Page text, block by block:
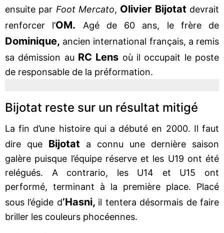
ensuite par Foot Mercato, Olivier Bijotat devrait
renforcer l’OM. Agé de 60 ans, le frère de
Dominique, ancien international français, a remis
sa démission au RC Lens où il occupait le poste
de responsable de la préformation.
Bijotat reste sur un résultat mitigé
La fin d’une histoire qui a débuté en 2000. Il faut
dire que Bijotat
a connu une dernière saison
galère puisque l’équipe réserve et les U19 ont été
relégués. A contrario, les U14 et U15 ont
performé, terminant à la première place. Placé
sous l’égide d’Hasni, il tentera désormais de faire
briller les couleurs phocéennes.